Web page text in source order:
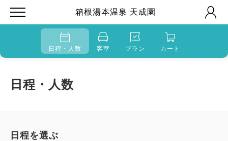
箱根湯本温泉 天成園
日程・人数 客室 プラン カート
日程・人数
日程を選ぶ